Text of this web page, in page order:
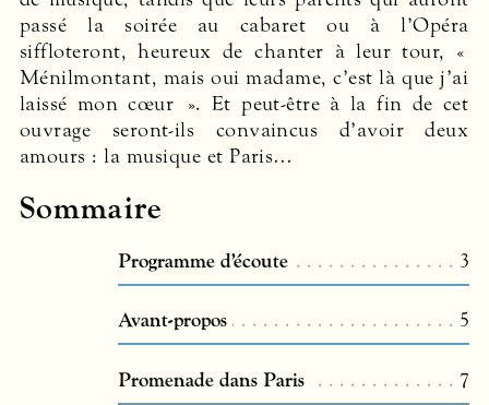
passé la soirée au cabaret ou à l’Opéra
siffloteront, heureux de chanter à leur tour, «
Ménilmontant, mais oui madame, c’est là que j’ai
laissé mon cœur ». Et peut-être à la fin de cet
ouvrage seront-ils convaincus d’avoir deux
amours : la musique et Paris…
Sommaire
Programme d’écoute 3
Avant-propos 5
Promenade dans Paris 7